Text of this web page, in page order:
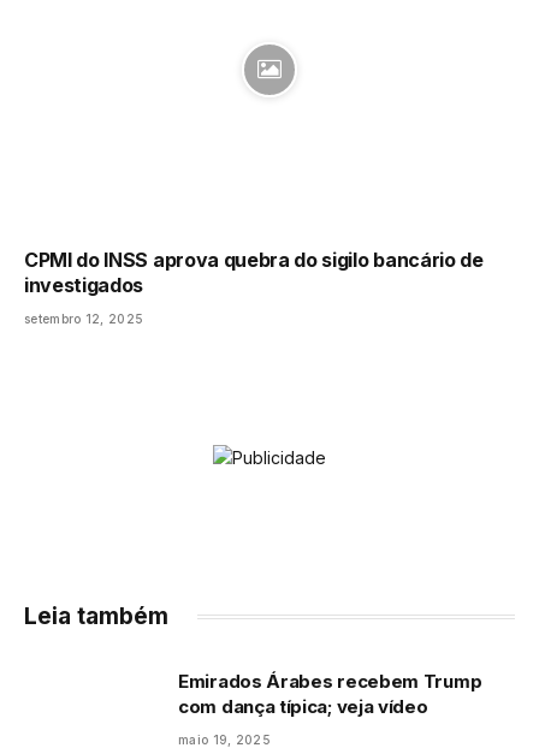
CPMI do INSS aprova quebra do sigilo bancário de
investigados
setembro 12, 2025
Leia também
Emirados Árabes recebem Trump
com dança típica; veja vídeo
maio 19, 2025